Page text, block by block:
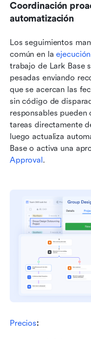
Coordinación
automatización
Los seguimientos
común en la
trabajo de Lark Base
pesadas enviando
que se acercan las
sin código de
responsables
tareas directamente
luego actualiza
Base o activa una
Approval .
Precios: